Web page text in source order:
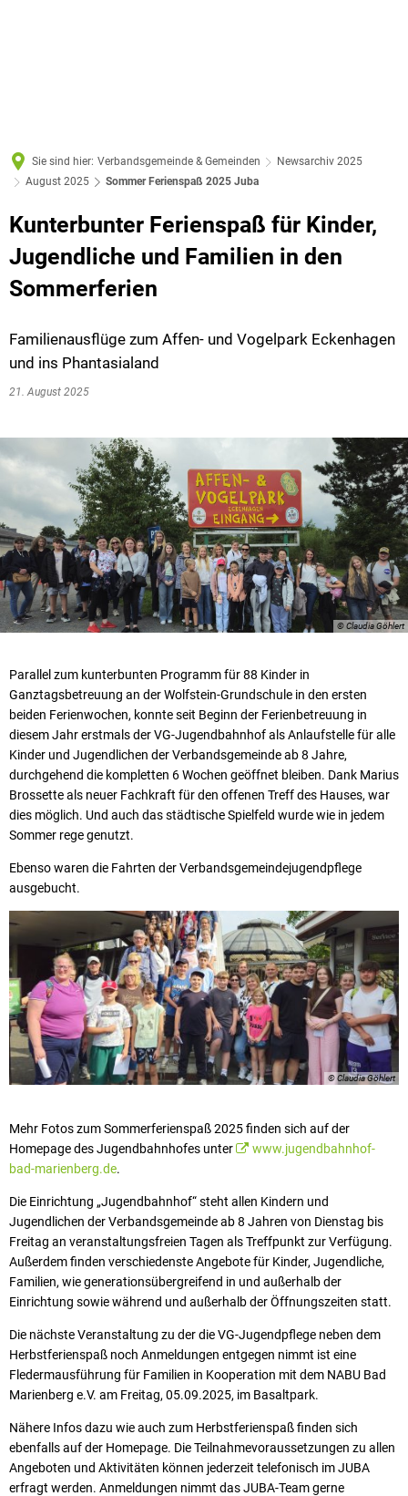
Sie sind hier: Verbandsgemeinde & Gemeinden
Newsarchiv 2025
August 2025
Sommer Ferienspaß 2025 Juba
Kunterbunter Ferienspaß für Kinder,
Jugendliche und Familien in den
Sommerferien
Familienausflüge zum Affen- und Vogelpark Eckenhagen
und ins Phantasialand
21. August 2025
© Claudia Göhlert
Parallel zum kunterbunten Programm für 88 Kinder in
Ganztagsbetreuung an der Wolfstein-Grundschule in den ersten
beiden Ferienwochen, konnte seit Beginn der Ferienbetreuung in
diesem Jahr erstmals der VG-Jugendbahnhof als Anlaufstelle für alle
Kinder und Jugendlichen der Verbandsgemeinde ab 8 Jahre,
durchgehend die kompletten 6 Wochen geöffnet bleiben. Dank Marius
Brossette als neuer Fachkraft für den offenen Treff des Hauses, war
dies möglich. Und auch das städtische Spielfeld wurde wie in jedem
Sommer rege genutzt.
Ebenso waren die Fahrten der Verbandsgemeindejugendpflege
ausgebucht.
© Claudia Göhlert
Mehr Fotos zum Sommerferienspaß 2025 finden sich auf der
Homepage des Jugendbahnhofes unter
www.jugendbahnhof-
bad-marienberg.de.
Die Einrichtung „Jugendbahnhof“ steht allen Kindern und
Jugendlichen der Verbandsgemeinde ab 8 Jahren von Dienstag bis
Freitag an veranstaltungsfreien Tagen als Treffpunkt zur Verfügung.
Außerdem finden verschiedenste Angebote für Kinder, Jugendliche,
Familien, wie generationsübergreifend in und außerhalb der
Einrichtung sowie während und außerhalb der Öffnungszeiten statt.
Die nächste Veranstaltung zu der die VG-Jugendpflege neben dem
Herbstferienspaß noch Anmeldungen entgegen nimmt ist eine
Fledermausführung für Familien in Kooperation mit dem NABU Bad
Marienberg e.V. am Freitag, 05.09.2025, im Basaltpark.
Nähere Infos dazu wie auch zum Herbstferienspaß finden sich
ebenfalls auf der Homepage. Die Teilnahmevoraussetzungen zu allen
Angeboten und Aktivitäten können jederzeit telefonisch im JUBA
erfragt werden. Anmeldungen nimmt das JUBA-Team gerne